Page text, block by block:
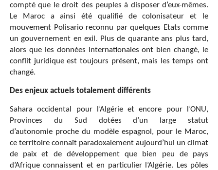
compté que le droit des peuples à disposer d’eux-mêmes.
Le Maroc a ainsi été qualifié de colonisateur et le
mouvement Polisario reconnu par quelques Etats comme
un gouvernement en exil. Plus de quarante ans plus tard,
alors que les données internationales ont bien changé, le
conflit juridique est toujours présent, mais les temps ont
changé.
Des enjeux actuels totalement différents
Sahara occidental pour l’Algérie et encore pour l’ONU,
Provinces du Sud dotées d’un large statut
d’autonomie proche du modèle espagnol, pour le Maroc,
ce territoire connaît paradoxalement aujourd’hui un climat
de paix et de développement que bien peu de pays
d’Afrique connaissent et en particulier l’Algérie. Les pôles